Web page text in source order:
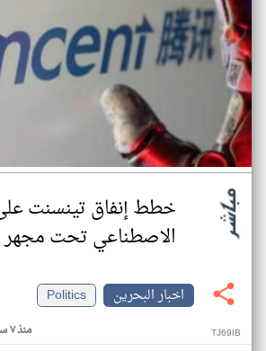
خطط إنفاق تينسنت
الاصطناعي تحت مجهر
اخبار البحرين
Politics
منذ ٧ ساعات TJ69IB